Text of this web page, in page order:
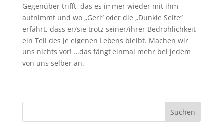
Gegenüber trifft, das es immer wieder mit ihm
aufnimmt und wo „Geri“ oder die „Dunkle Seite“
erfährt, dass er/sie trotz seiner/ihrer Bedrohlichkeit
ein Teil des je eigenen Lebens bleibt. Machen wir
uns nichts vor! …das fängt einmal mehr bei jedem
von uns selber an.